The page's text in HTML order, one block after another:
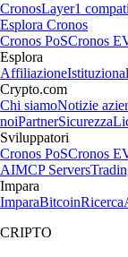
CronosLayer1
Esplora Cronos
Cronos PoSCronos
Esplora
Affiliazione
Crypto.com
Chi siamoNotizie
noiPartnerSicurezza
Sviluppatori
Cronos PoSCronos
AIMCP Servers
Impara
ImparaBitcoinRicerca
CRIPTO